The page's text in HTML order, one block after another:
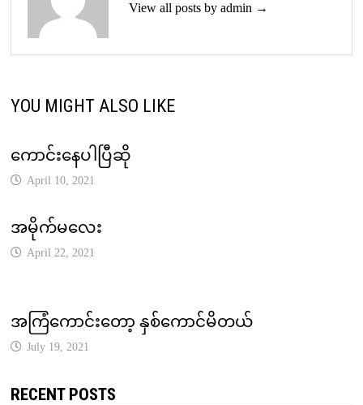
View all posts by admin →
YOU MIGHT ALSO LIKE
ကောင်းနေပါပြီဆို
April 10, 2021
အမိုက်မလေး
April 22, 2021
အကြံကောင်းတော့ နှစ်ကောင်မိတယ်
July 19, 2021
RECENT POSTS